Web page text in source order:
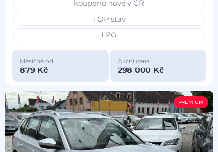
koupeno nové v ČR
TOP stav
LPG
Měsíčně od
879 Kč
Akční cena
298 000 Kč
PREMIUM